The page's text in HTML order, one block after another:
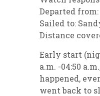
Departed
Sailed to:
Distance
Early start
a.m. -04:50
happened,
went back to